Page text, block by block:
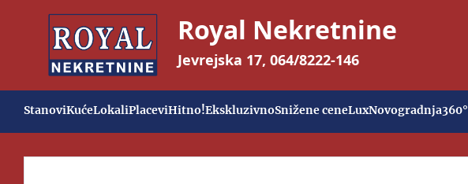
Royal Nekretnine
Jevrejska 17, 064/8222-146
StanoviKućeLokaliPlaceviHitno!EkskluzivnoSnižene ceneLuxNovogradnja360°